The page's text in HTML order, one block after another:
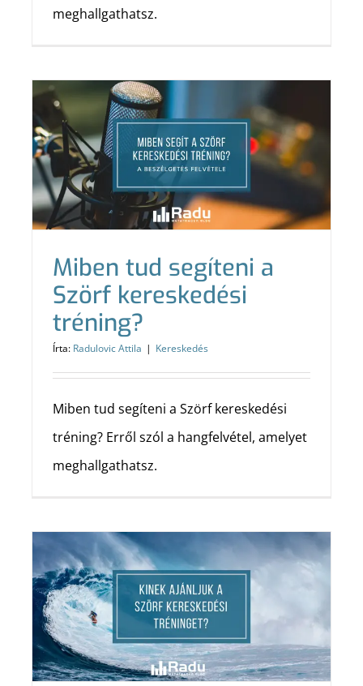
meghallgathatsz.
Miben tud segíteni a
Szörf kereskedési
tréning?
Írta: Radulovic Attila | Kereskedés
Miben tud segíteni a Szörf kereskedési
tréning? Erről szól a hangfelvétel, amelyet
meghallgathatsz.